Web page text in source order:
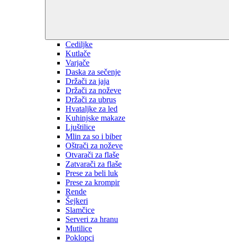
Cediljke
Kutlače
Varjače
Daska za sečenje
Držači za jaja
Držači za noževe
Držači za ubrus
Hvataljke za led
Kuhinjske makaze
Ljuštilice
Mlin za so i biber
Oštrači za noževe
Otvarači za flaše
Zatvarači za flaše
Prese za beli luk
Prese za krompir
Rende
Šejkeri
Slamčice
Serveri za hranu
Mutilice
Poklopci